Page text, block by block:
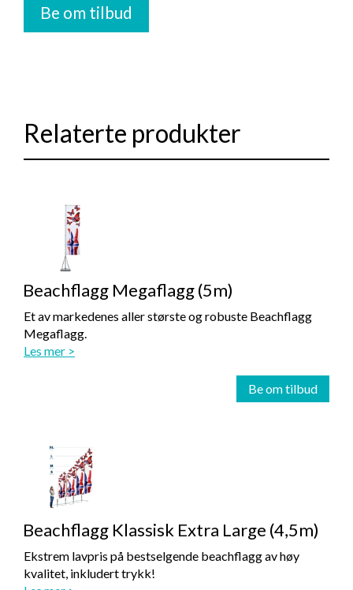
Be om tilbud
Relaterte produkter
Beachflagg Megaflagg (5m)
Et av markedenes aller største og robuste Beachflagg
Megaflagg.
Les mer >
Be om tilbud
Beachflagg Klassisk Extra Large (4,5m)
Ekstrem lavpris på bestselgende beachflagg av høy
kvalitet, inkludert trykk!